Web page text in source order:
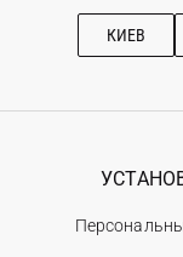
КИЕВ